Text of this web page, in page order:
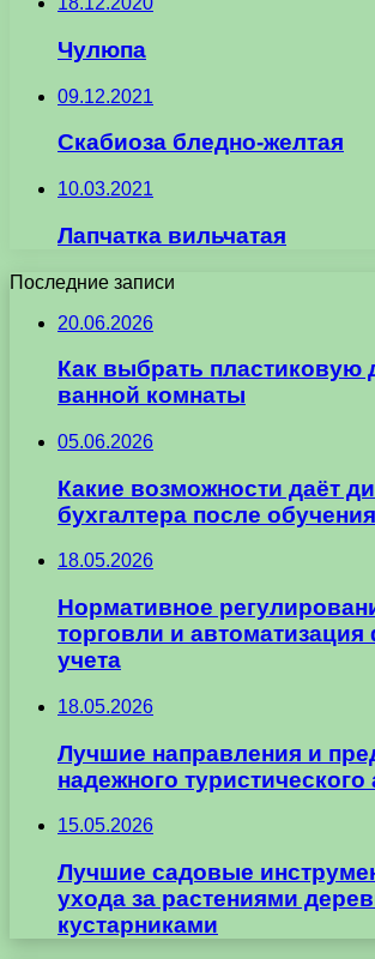
Чулюпа
09.12.2021
Скабиоза бледно-желтая
10.03.2021
Лапчатка вильчатая
Последние записи
20.06.2026
Как выбрать пластиковую
ванной комнаты
05.06.2026
Какие возможности даёт
бухгалтера после обучения
18.05.2026
Нормативное
торговли и
учета
18.05.2026
Лучшие направления и
надежного туристического
15.05.2026
Лучшие садовые
ухода за растениями
кустарниками